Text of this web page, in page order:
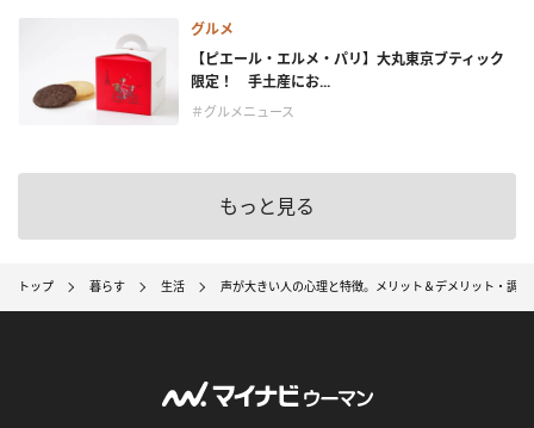
グルメ
【ピエール・エルメ・パリ】大丸東京ブティック
限定！ 手土産にお...
＃グルメニュース
もっと見る
トップ 暮らす 生活 声が大きい人の心理と特徴。メリット＆デメリット・調